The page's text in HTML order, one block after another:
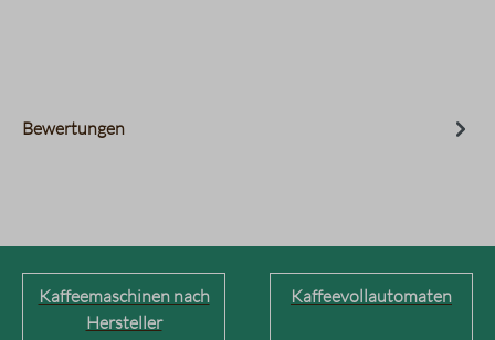
Bewertungen
Kaffeemaschinen nach
Hersteller
Kaffeevollautomaten